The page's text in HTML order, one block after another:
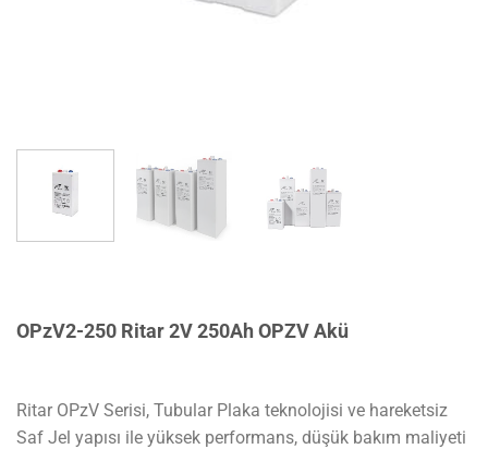
OPzV2-250 Ritar 2V 250Ah OPZV Akü
Ritar OPzV Serisi, Tubular Plaka teknolojisi ve hareketsiz
Saf Jel yapısı ile yüksek performans, düşük bakım maliyeti